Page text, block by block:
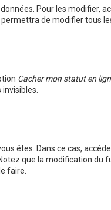
Pour les modifier,
de modifier tous
Cacher mon statut en
êtes. Dans ce cas,
que la modification
faire.